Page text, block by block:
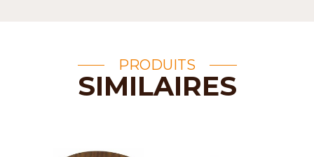
PRODUITS
SIMILAIRES